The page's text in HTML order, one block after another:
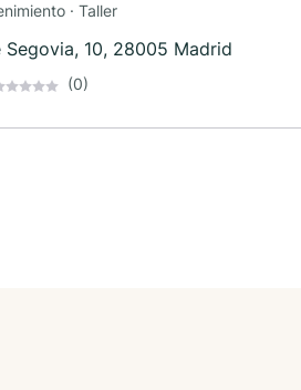
· Taller
Segovia, 10, 28005 Madrid
(0)